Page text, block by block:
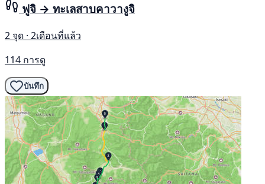
ฟูจิ → ทะเลสาบคาวางูจิ
2 จุด · 2เดือนที่แล้ว
114 การดู
บันทึก